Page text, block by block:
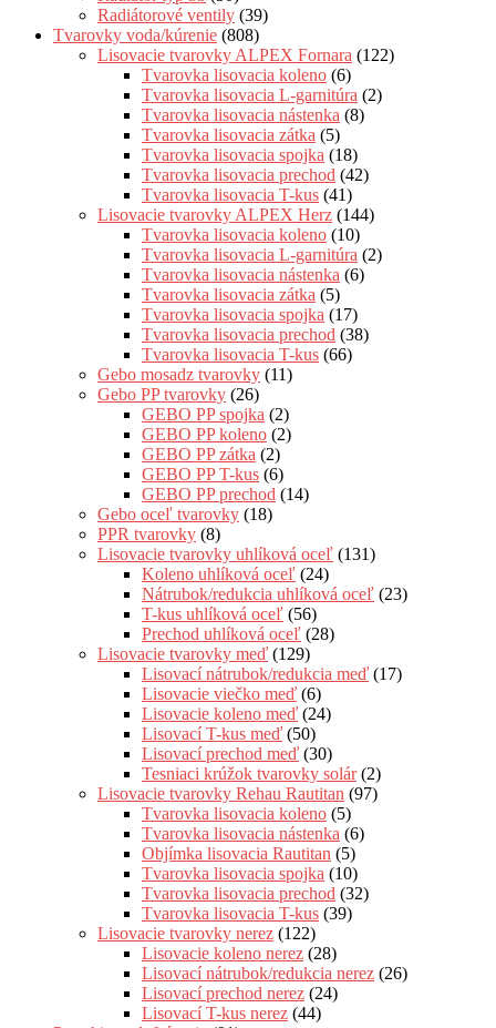
Radiátorové ventily (39)
Tvarovky voda/kúrenie (808)
Lisovacie tvarovky ALPEX Fornara (122)
Tvarovka lisovacia koleno (6)
Tvarovka lisovacia L-garnitúra (2)
Tvarovka lisovacia nástenka (8)
Tvarovka lisovacia zátka (5)
Tvarovka lisovacia spojka (18)
Tvarovka lisovacia prechod (42)
Tvarovka lisovacia T-kus (41)
Lisovacie tvarovky ALPEX Herz (144)
Tvarovka lisovacia koleno (10)
Tvarovka lisovacia L-garnitúra (2)
Tvarovka lisovacia nástenka (6)
Tvarovka lisovacia zátka (5)
Tvarovka lisovacia spojka (17)
Tvarovka lisovacia prechod (38)
Tvarovka lisovacia T-kus (66)
Gebo mosadz tvarovky (11)
Gebo PP tvarovky (26)
GEBO PP spojka (2)
GEBO PP koleno (2)
GEBO PP zátka (2)
GEBO PP T-kus (6)
GEBO PP prechod (14)
Gebo oceľ tvarovky (18)
PPR tvarovky (8)
Lisovacie tvarovky uhlíková oceľ (131)
Koleno uhlíková oceľ (24)
Nátrubok/redukcia uhlíková oceľ (23)
T-kus uhlíková oceľ (56)
Prechod uhlíková oceľ (28)
Lisovacie tvarovky meď (129)
Lisovací nátrubok/redukcia meď (17)
Lisovacie viečko meď (6)
Lisovacie koleno meď (24)
Lisovací T-kus meď (50)
Lisovací prechod meď (30)
Tesniaci krúžok tvarovky solár (2)
Lisovacie tvarovky Rehau Rautitan (97)
Tvarovka lisovacia koleno (5)
Tvarovka lisovacia nástenka (6)
Objímka lisovacia Rautitan (5)
Tvarovka lisovacia spojka (10)
Tvarovka lisovacia prechod (32)
Tvarovka lisovacia T-kus (39)
Lisovacie tvarovky nerez (122)
Lisovacie koleno nerez (28)
Lisovací nátrubok/redukcia nerez (26)
Lisovací prechod nerez (24)
Lisovací T-kus nerez (44)